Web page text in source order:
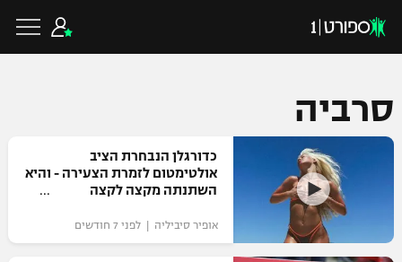
כדורגל ישראלי
ליגת העל
כדורגל עולמי
סרביה
כדורגלן הנבחרת הציב
אולטימטום לזמרת הצעירה - והיא
השתנתה מקצה לקצה
אופיר סיביליה | לפני 7 חודשים